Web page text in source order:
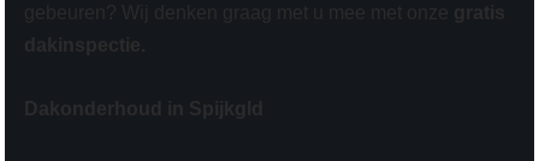
gebeuren? Wij denken graag met u mee met onze
gratis
dakinspectie.
Dakonderhoud in Spijkgld